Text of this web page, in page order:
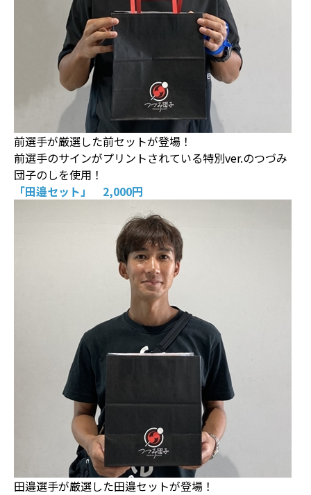
前選手が厳選した前セットが登場！
前選手のサインがプリントされている特別ver.のつづみ
団子のしを使用！
「田邉セット」 2,000円
田邉選手が厳選した田邉セットが登場！